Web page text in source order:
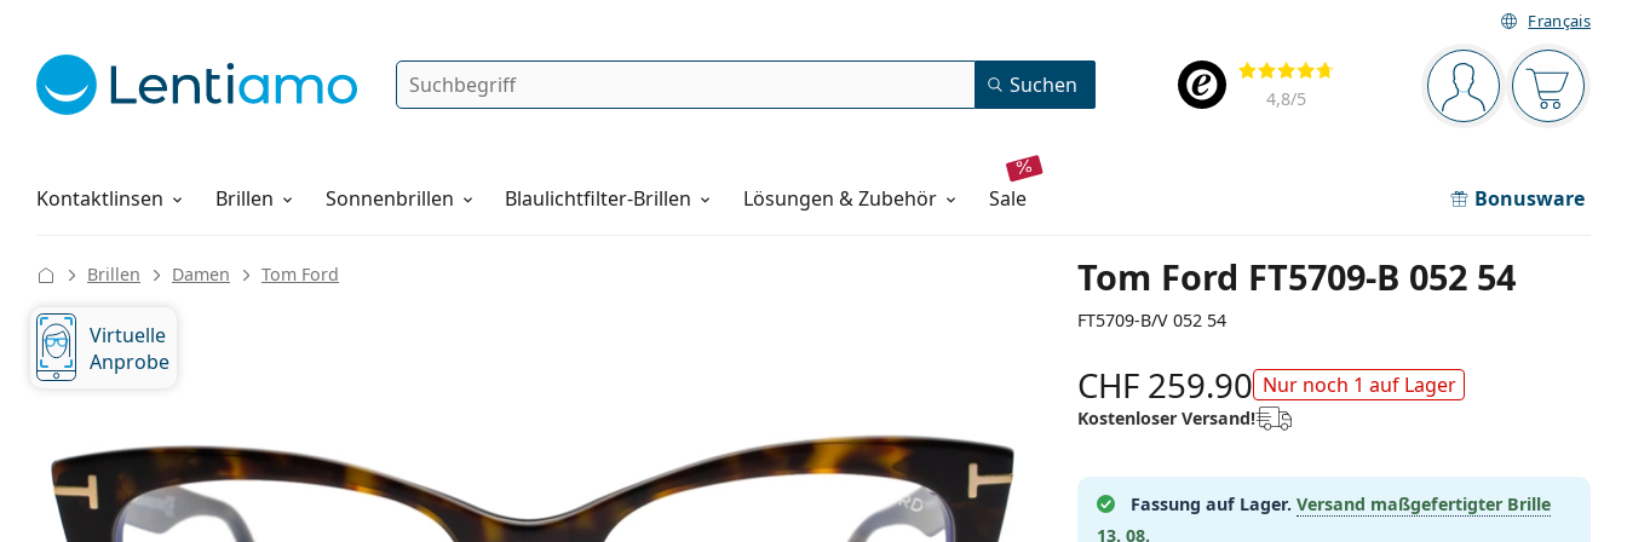
Français
Navigationsleiste
Sie sind Der
Bewertung
4,8/5
Suche Suchen
Kontaktlinsen
Pflegemittel Brillen Sonnenbrillen Blaulichtfilter-Brillen Lösungen & Zubehör sale Bonusware
Alles über den Einkauf
Tom Ford FT5709-B 052 54
FT5709-B/V 052 54
Brillen Damen Tom Ford
Virtuelle
Anprobe
CHF 259.90 Nur noch 1 auf Lager
Kostenloser Versand!
Fassung auf Lager. Versand maßgefertigter Brille
13. 08.